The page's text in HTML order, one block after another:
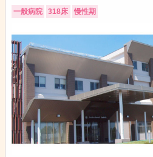
一般病院 318床 慢性期